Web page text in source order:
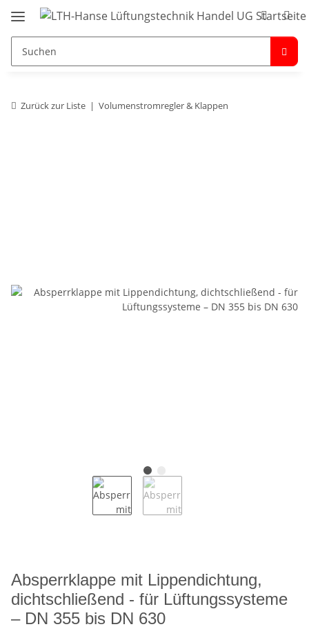
Zurück zur Liste Volumenstromregler & Klappen
Absperrklappe mit Lippendichtung,
dichtschließend - für Lüftungssysteme
– DN 355 bis DN 630